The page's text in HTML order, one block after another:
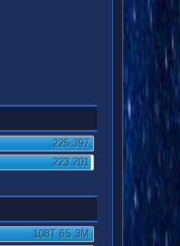
225.397
223.201
108T 6S 3M